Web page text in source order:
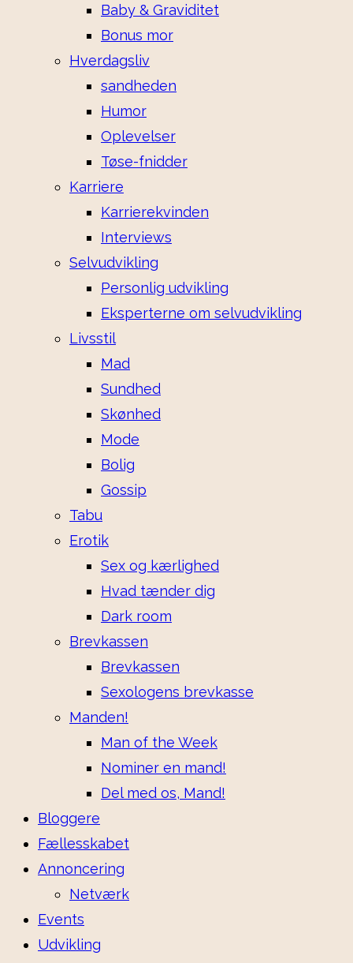
Baby & Graviditet
Bonus mor
Hverdagsliv
sandheden
Humor
Oplevelser
Tøse-fnidder
Karriere
Karrierekvinden
Interviews
Selvudvikling
Personlig udvikling
Eksperterne om selvudvikling
Livsstil
Mad
Sundhed
Skønhed
Mode
Bolig
Gossip
Tabu
Erotik
Sex og kærlighed
Hvad tænder dig
Dark room
Brevkassen
Brevkassen
Sexologens brevkasse
Manden!
Man of the Week
Nominer en mand!
Del med os, Mand!
Bloggere
Fællesskabet
Annoncering
Netværk
Events
Udvikling